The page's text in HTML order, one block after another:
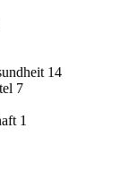
14
7
1